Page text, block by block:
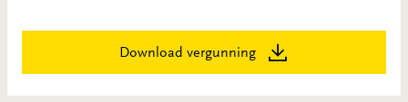
Download vergunning